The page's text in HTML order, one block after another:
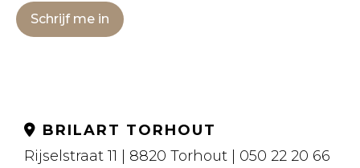
Schrijf me in
BRILART TORHOUT
Rijselstraat 11 | 8820 Torhout | 050 22 20 66